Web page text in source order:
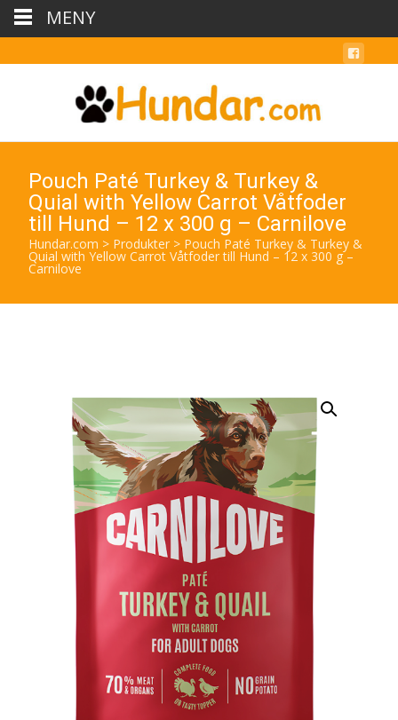
Pouch Paté Turkey & Turkey &
Quial with Yellow Carrot Våtfoder
till Hund – 12 x 300 g – Carnilove
Hundar.com > Produkter > Pouch Paté Turkey & Turkey &
Quial with Yellow Carrot Våtfoder till Hund – 12 x 300 g –
Carnilove
MENY